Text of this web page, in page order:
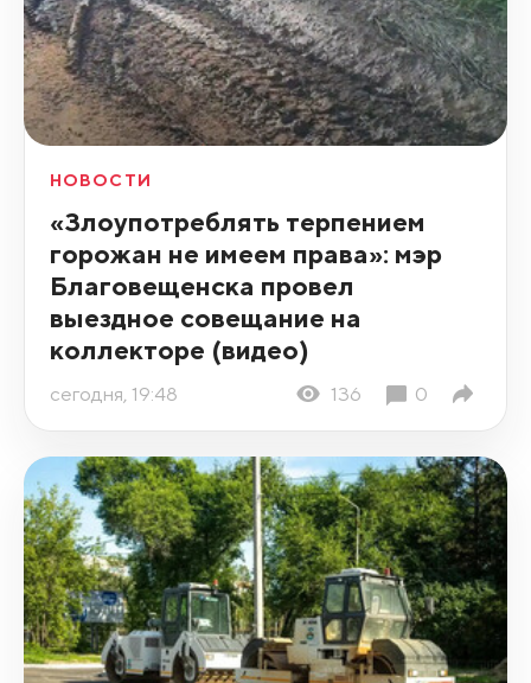
НОВОСТИ
«Злоупотреблять терпением
горожан не имеем права»: мэр
Благовещенска провел
выездное совещание на
коллекторе (видео)
сегодня, 19:48 136 0